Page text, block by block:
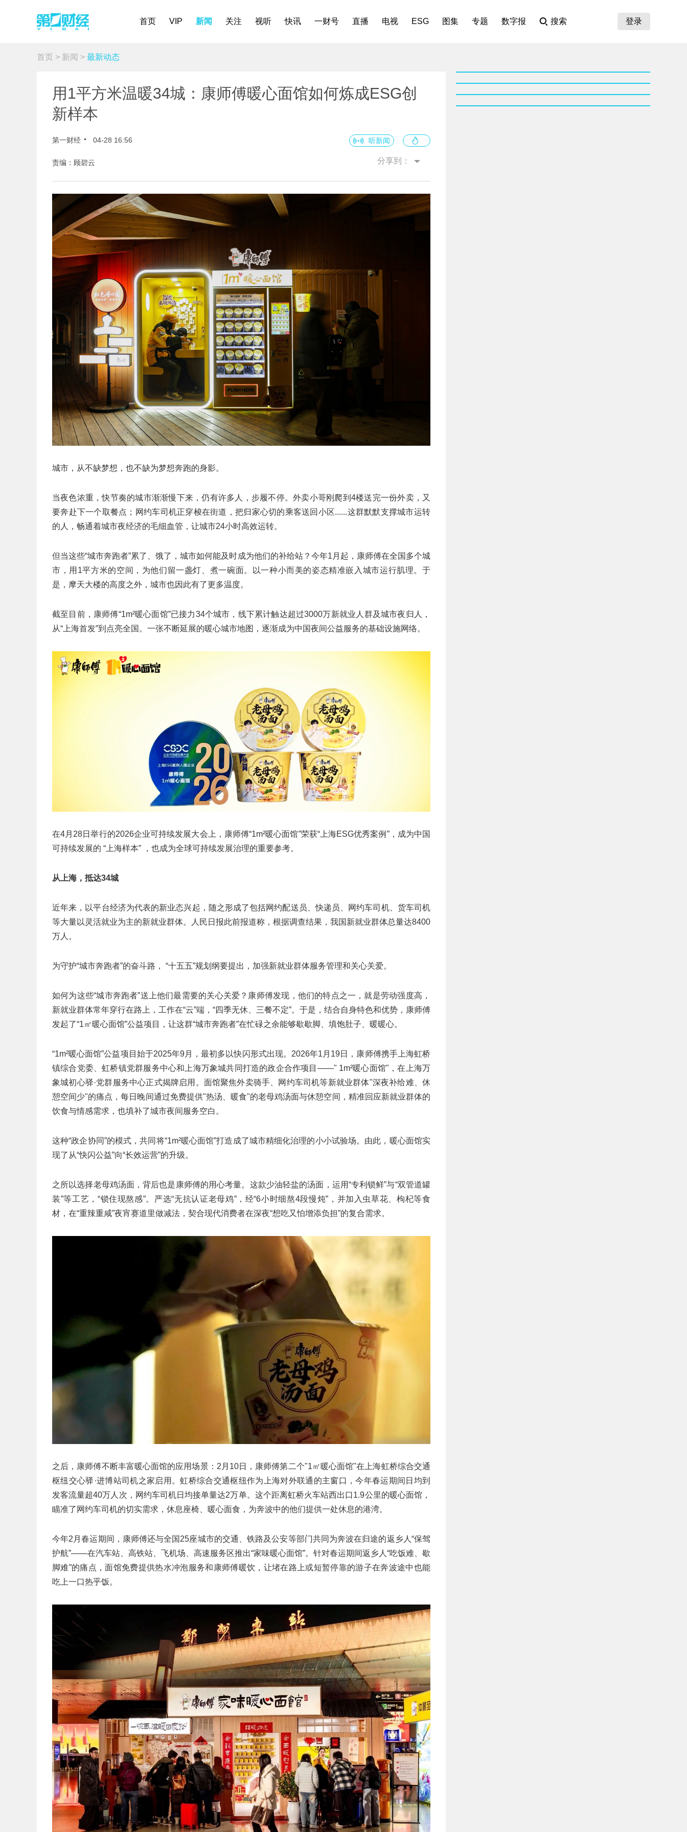
首页 VIP 新闻 关注 视听 快讯 一财号 直播 电视 ESG 图集 专题 数字报 搜索 登录
首页 > 新闻 > 最新动态
用1平方米温暖34城：康师傅暖心面馆如何炼成ESG创
新样本
第一财经 04-28 16:56 听新闻
责编：顾碧云 分享到：
城市，从不缺梦想，也不缺为梦想奔跑的身影。
当夜色浓重，快节奏的城市渐渐慢下来，仍有许多人，步履不停。外卖小哥刚爬到4楼送完一份外卖，又
要奔赴下一个取餐点；网约车司机正穿梭在街道，把归家心切的乘客送回小区......这群默默支撑城市运转
的人，畅通着城市夜经济的毛细血管，让城市24小时高效运转。
但当这些“城市奔跑者”累了、饿了，城市如何能及时成为他们的补给站？今年1月起，康师傅在全国多个城
市，用1平方米的空间，为他们留一盏灯、煮一碗面。以一种小而美的姿态精准嵌入城市运行肌理。于
是，摩天大楼的高度之外，城市也因此有了更多温度。
截至目前，康师傅“1m²暖心面馆”已接力34个城市，线下累计触达超过3000万新就业人群及城市夜归人，
从“上海首发”到点亮全国。一张不断延展的暖心城市地图，逐渐成为中国夜间公益服务的基础设施网络。
在4月28日举行的2026企业可持续发展大会上，康师傅“1m²暖心面馆”荣获“上海ESG优秀案例”，成为中国
可持续发展的 “上海样本” ，也成为全球可持续发展治理的重要参考。
从上海，抵达34城
近年来，以平台经济为代表的新业态兴起，随之形成了包括网约配送员、快递员、网约车司机、货车司机
等大量以灵活就业为主的新就业群体。人民日报此前报道称，根据调查结果，我国新就业群体总量达8400
万人。
为守护“城市奔跑者”的奋斗路， “十五五”规划纲要提出，加强新就业群体服务管理和关心关爱。
如何为这些“城市奔跑者”送上他们最需要的关心关爱？康师傅发现，他们的特点之一，就是劳动强度高，
新就业群体常年穿行在路上，工作在“云”端，“四季无休、三餐不定”。于是，结合自身特色和优势，康师傅
发起了“1㎡暖心面馆”公益项目，让这群“城市奔跑者”在忙碌之余能够歇歇脚、填饱肚子、暖暖心。
“1m²暖心面馆”公益项目始于2025年9月，最初多以快闪形式出现。2026年1月19日，康师傅携手上海虹桥
镇综合党委、虹桥镇党群服务中心和上海万象城共同打造的政企合作项目——" 1m²暖心面馆"，在上海万
象城初心驿·党群服务中心正式揭牌启用。面馆聚焦外卖骑手、网约车司机等新就业群体"深夜补给难、休
憩空间少"的痛点，每日晚间通过免费提供"热汤、暖食"的老母鸡汤面与休憩空间，精准回应新就业群体的
饮食与情感需求，也填补了城市夜间服务空白。
这种“政企协同”的模式，共同将“1m²暖心面馆”打造成了城市精细化治理的小小试验场。由此，暖心面馆实
现了从“快闪公益”向“长效运营”的升级。
之所以选择老母鸡汤面，背后也是康师傅的用心考量。这款少油轻盐的汤面，运用“专利锁鲜”与“双管道罐
装”等工艺，“锁住现熬感”。严选“无抗认证老母鸡”，经“6小时细熬4段慢炖”，并加入虫草花、枸杞等食
材，在“重辣重咸”夜宵赛道里做减法，契合现代消费者在深夜“想吃又怕增添负担”的复合需求。
之后，康师傅不断丰富暖心面馆的应用场景：2月10日，康师傅第二个"1㎡暖心面馆"在上海虹桥综合交通
枢纽交心驿·进博站司机之家启用。虹桥综合交通枢纽作为上海对外联通的主窗口，今年春运期间日均到
发客流量超40万人次，网约车司机日均接单量达2万单。这个距离虹桥火车站西出口1.9公里的暖心面馆，
瞄准了网约车司机的切实需求，休息座椅、暖心面食，为奔波中的他们提供一处休息的港湾。
今年2月春运期间，康师傅还与全国25座城市的交通、铁路及公安等部门共同为奔波在归途的返乡人“保驾
护航”——在汽车站、高铁站、飞机场、高速服务区推出“家味暖心面馆”。针对春运期间返乡人“吃饭难、歇
脚难”的痛点，面馆免费提供热水冲泡服务和康师傅暖饮，让堵在路上或短暂停靠的游子在奔波途中也能
吃上一口热乎饭。